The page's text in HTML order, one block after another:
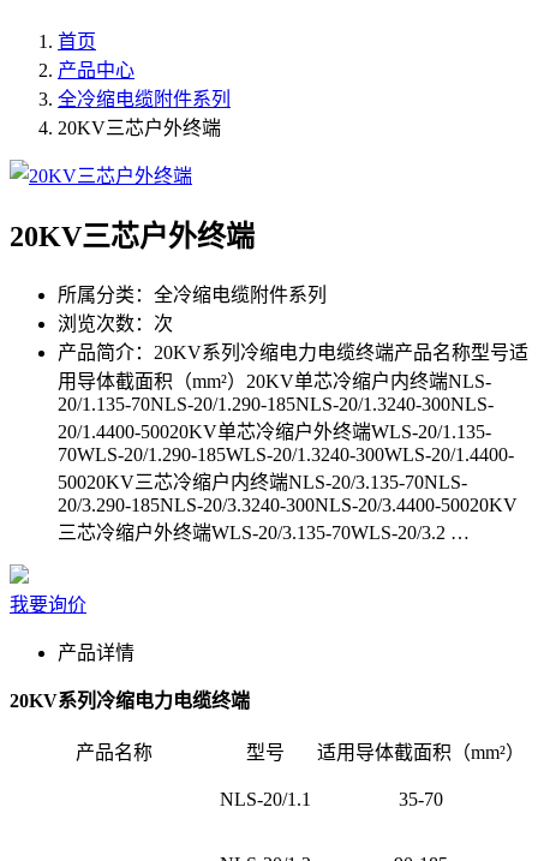
首页
产品中心
全冷缩电缆附件系列
20KV三芯户外终端
20KV三芯户外终端
所属分类： 全冷缩电缆附件系列
浏览次数： 次
产品简介： 20KV系列冷缩电力电缆终端产品名称型号适
用导体截面积（mm²）20KV单芯冷缩户内终端NLS-
20/1.135-70NLS-20/1.290-185NLS-20/1.3240-300NLS-
20/1.4400-50020KV单芯冷缩户外终端WLS-20/1.135-
70WLS-20/1.290-185WLS-20/1.3240-300WLS-20/1.4400-
50020KV三芯冷缩户内终端NLS-20/3.135-70NLS-
20/3.290-185NLS-20/3.3240-300NLS-20/3.4400-50020KV
三芯冷缩户外终端WLS-20/3.135-70WLS-20/3.2 …
我要询价
产品详情
20KV系列冷缩电力电缆终端
产品名称 型号 适用导体截面积（mm²）
NLS-20/1.1 35-70